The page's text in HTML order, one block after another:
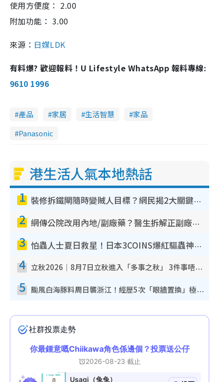
使用方便度： 2.00
附加功能： 3.00
來源： 日媒LDK
有料爆? 歡迎報料！U Lifestyle WhatsApp 報料專線:
9610 1996
產品 家居 生活智慧
家品
Panasonic
港生活人氣本地熱話
1 裝修拆鐵閘隨時變賊人目標？網民揭2大關鍵用途：裝新式等於白裝？附新舊鐵閘分別
2 網傳公院改用內地/副廠藥？醫生拆解正副廠分別 揭4類人換藥隨時出事
3 怕蟲人士夏日救星！日本3COINS爆紅驅蟲神器$45起 1招「全程免觸碰」輕鬆搞定小強
4 立秋2026｜8月7日立秋進入「多事之秋」 3件事唔做得！專家教6招開運 清枱頭／銀包納氣接好運
5 颱風白海豚料周日襲浙江！經歷5次「眼牆置換」極罕見 成登陸內地最長途颱風